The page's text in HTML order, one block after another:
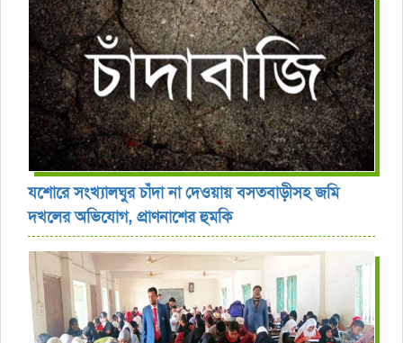
যশোরে সংখ্যালঘুর চাঁদা না দেওয়ায় বসতবাড়ীসহ জমি
দখলের অভিযোগ, প্রাণনাশের হুমকি